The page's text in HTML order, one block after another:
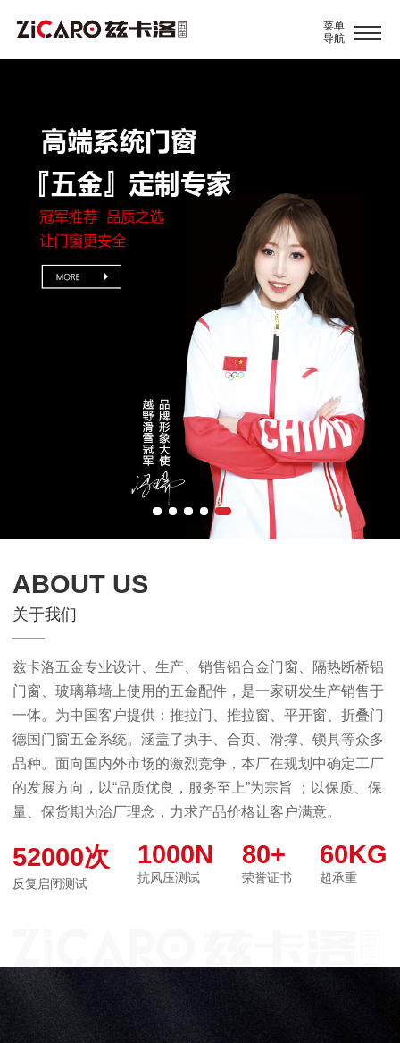
菜单
导航
ABOUT US
关于我们
兹卡洛五金专业设计、生产、销售铝合金门窗、隔热断桥铝
门窗、玻璃幕墙上使用的五金配件，是一家研发生产销售于
一体。为中国客户提供：推拉门、推拉窗、平开窗、折叠门
德国门窗五金系统。涵盖了执手、合页、滑撑、锁具等众多
品种。面向国内外市场的激烈竞争，本厂在规划中确定工厂
的发展方向，以“品质优良，服务至上”为宗旨 ；以保质、保
量、保货期为治厂理念，力求产品价格让客户满意。
52000次
反复启闭测试
1000N
抗风压测试
80+
荣誉证书
60KG
超承重